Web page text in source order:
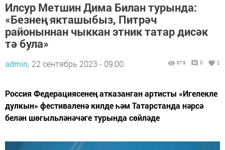
Илсур Метшин Дима Билан турында:
«Безнең якташыбыз, Питрәч
районыннан чыккан этник татар дисәк
тә була»
admin, 22 сентябрь 2023 - 09:00 879 0 2
Россия Федерациясенең атказанган артисты «Игелекле
дулкын» фестиваленә килде һәм Татарстанда нәрсә
белән шөгыльләнәчәге турында сөйләде